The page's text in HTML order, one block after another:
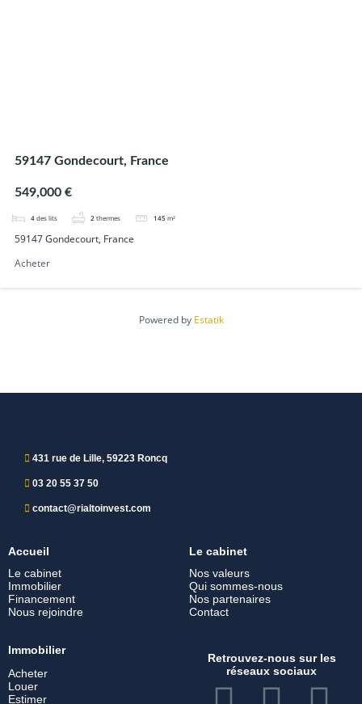
59147 Gondecourt, France
549,000 €
4 des lits 2 thermes 145 m²
59147 Gondecourt, France
Acheter
Powered by Estatik
431 rue de Lille, 59223 Roncq
03 20 55 37 50
contact@rialtoinvest.com
Accueil
Le cabinet
Immobilier
Financement
Nous rejoindre
Le cabinet
Nos valeurs
Qui sommes-nous
Nos partenaires
Contact
Immobilier
Acheter
Louer
Estimer
Retrouvez-nous sur les
réseaux sociaux